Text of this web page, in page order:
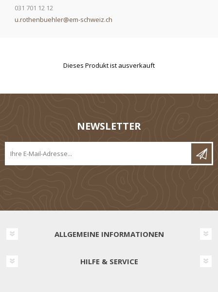
031 701 12 12
u.rothenbuehler@em-schweiz.ch
Dieses Produkt ist ausverkauft
NEWSLETTER
ALLGEMEINE INFORMATIONEN
HILFE & SERVICE